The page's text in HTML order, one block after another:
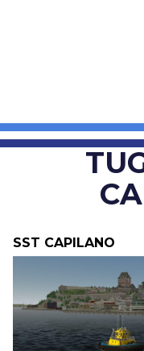
SST CAPILANO